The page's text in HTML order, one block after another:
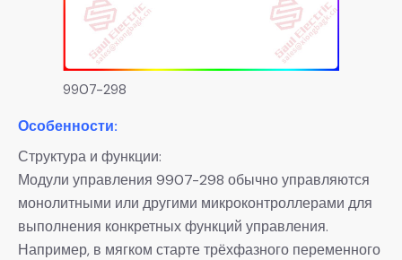
9907-298
Особенности:
Структура и функции:
Модули управления 9907-298 обычно управляются
монолитными или другими микроконтроллерами для
выполнения конкретных функций управления.
Например, в мягком старте трёхфазного переменного